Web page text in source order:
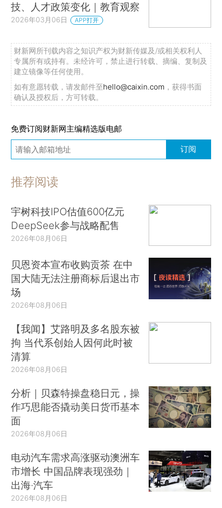
技、人才政策变化｜教育观察
2026年03月06日 APP打开
财新网所刊载内容之知识产权为财新传媒及/或相关权利人
专属所有或持有。未经许可，禁止进行转载、摘编、复制及
建立镜像等任何使用。
如有意愿转载，请发邮件至hello@caixin.com ，获得书面
确认及授权后，方可转载。
免费订阅财新网主编精选版电邮
订阅
推荐阅读
宇树科技IPO估值600亿元
DeepSeek参与战略配售
2026年08月06日
贝恩资本宣布收购贡茶 在中
国大陆无法注册商标后退出市
场
2026年08月06日
【我闻】艾路明及多名股东被
拘 当代系创始人因何此时被
清算
2026年08月06日
分析｜贝森特操盘稳日元，操
作巧思能否撬动美日货币基本
面
2026年08月06日
电动汽车需求高涨驱动澳洲车
市增长 中国品牌表现强劲｜
出海·汽车
2026年08月06日